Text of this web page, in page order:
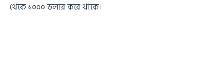
থেকে ১০০০ ডলার করে থাকে।